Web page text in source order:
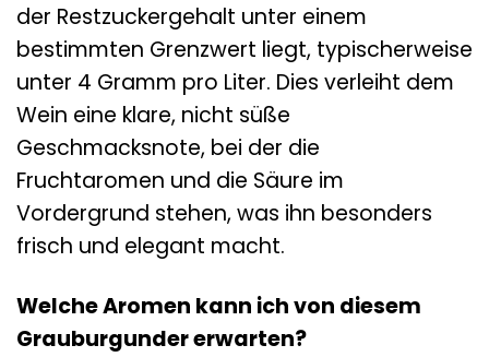
der Restzuckergehalt unter einem
bestimmten Grenzwert liegt, typischerweise
unter 4 Gramm pro Liter. Dies verleiht dem
Wein eine klare, nicht süße
Geschmacksnote, bei der die
Fruchtaromen und die Säure im
Vordergrund stehen, was ihn besonders
frisch und elegant macht.
Welche Aromen kann ich von diesem
Grauburgunder erwarten?